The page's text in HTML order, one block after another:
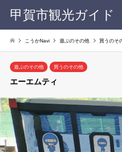
甲賀市観光ガイド
こうかNavi 遊ぶのその他 買うのそ
遊ぶのその他 買うのその他
エーエムティ